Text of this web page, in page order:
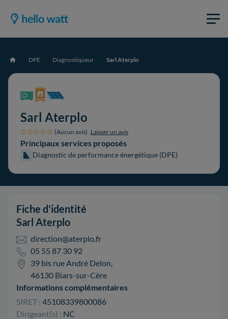
Accueil DPE Diagnostiqueur Sarl Aterplo
Sarl Aterplo
(Aucun avis) Laisser un avis
Principaux services proposés
Diagnostic de performance énergétique (DPE)
Fiche d'identité
Sarl Aterplo
direction@aterplo.fr
05 55 87 30 92
39 bis rue André Delon,
46130 Biars-sur-Cère
Informations complémentaires
SIRET : 45108339800086
Dirigeant(s) : NC